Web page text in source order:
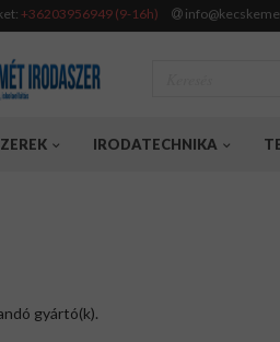
+36203956949 (9-16h)
IRODATECHNIKA
gyártó(k).